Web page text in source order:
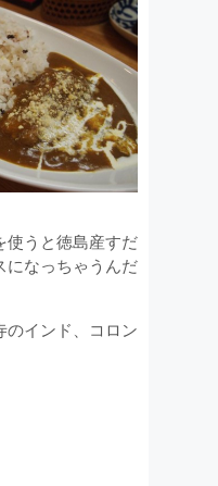
使うと徳島産すだ
になっちゃうんだ
のインド、コロン